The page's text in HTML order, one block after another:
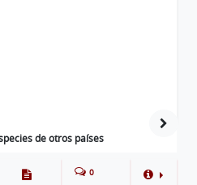
de otros países
0